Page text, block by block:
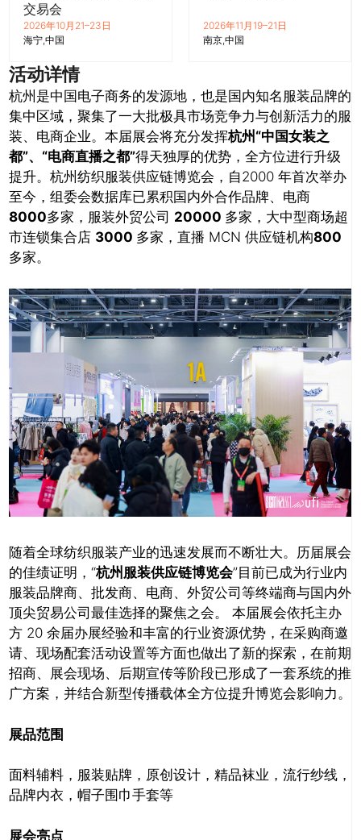
交易会
2026年10月21–23日
海宁 中国
2026年11月19–21日
南京 中国
活动详情
杭州是中国电子商务的发源地，也是国内知名服装品牌的
集中区域，聚集了一大批极具市场竞争力与创新活力的服
装、电商企业。本届展会将充分发挥杭州“中国女装之
都”、“电商直播之都”得天独厚的优势，全方位进行升级
提升。杭州纺织服装供应链博览会，自2000 年首次举办
至今，组委会数据库已累积国内外合作品牌、电商
8000多家，服装外贸公司 20000 多家，大中型商场超
市连锁集合店 3000 多家，直播 MCN 供应链机构800
多家。
随着全球纺织服装产业的迅速发展而不断壮大。历届展会
的佳绩证明，“杭州服装供应链博览会”目前已成为行业内
服装品牌商、批发商、电商、外贸公司等终端商与国内外
顶尖贸易公司最佳选择的聚焦之会。 本届展会依托主办
方 20 余届办展经验和丰富的行业资源优势，在采购商邀
请、现场配套活动设置等方面也做出了新的探索，在前期
招商、展会现场、后期宣传等阶段已形成了一套系统的推
广方案，并结合新型传播载体全方位提升博览会影响力。
展品范围
面料辅料，服装贴牌，原创设计，精品袜业，流行纱线，
品牌内衣，帽子围巾手套等
展会亮点